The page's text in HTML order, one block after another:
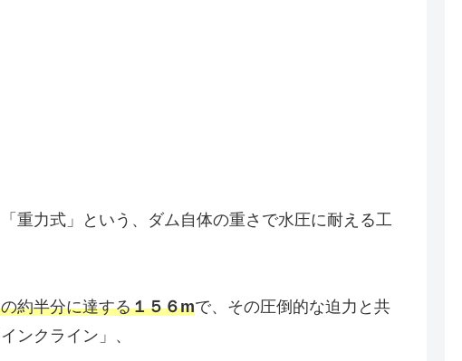
重力式」という、ダム自体の重さで水圧に耐える工
約半分に達する１５６mで、その圧倒的な迫力と共
ンクライン」、